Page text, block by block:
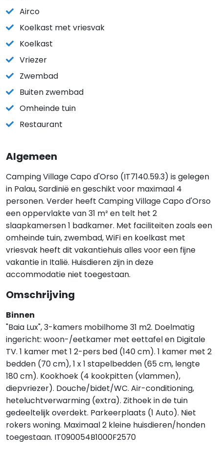
Airco
Koelkast met vriesvak
Koelkast
Vriezer
Zwembad
Buiten zwembad
Omheinde tuin
Restaurant
Algemeen
Camping Village Capo d'Orso (IT7140.59.3) is gelegen
in Palau, Sardinië en geschikt voor maximaal 4
personen. Verder heeft Camping Village Capo d'Orso
een oppervlakte van 31 m² en telt het 2
slaapkamersen 1 badkamer. Met faciliteiten zoals een
omheinde tuin, zwembad, WiFi en koelkast met
vriesvak heeft dit vakantiehuis alles voor een fijne
vakantie in Italië. Huisdieren zijn in deze
accommodatie niet toegestaan.
Omschrijving
Binnen
"Baia Lux", 3-kamers mobilhome 31 m2. Doelmatig
ingericht: woon-/eetkamer met eettafel en Digitale
TV. 1 kamer met 1 2-pers bed (140 cm). 1 kamer met 2
bedden (70 cm), 1 x 1 stapelbedden (65 cm, lengte
180 cm). Kookhoek (4 kookpitten (vlammen),
diepvriezer). Douche/bidet/WC. Air-conditioning,
heteluchtverwarming (extra). Zithoek in de tuin
gedeeltelijk overdekt. Parkeerplaats (1 Auto). Niet
rokers woning. Maximaal 2 kleine huisdieren/honden
toegestaan. IT090054B1000F2570